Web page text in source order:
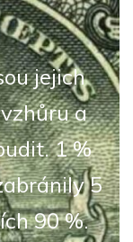
jejich
a
1 %
5
90 %.